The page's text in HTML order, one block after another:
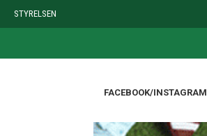
STYRELSEN
FACEBOOK/INSTAGRAM